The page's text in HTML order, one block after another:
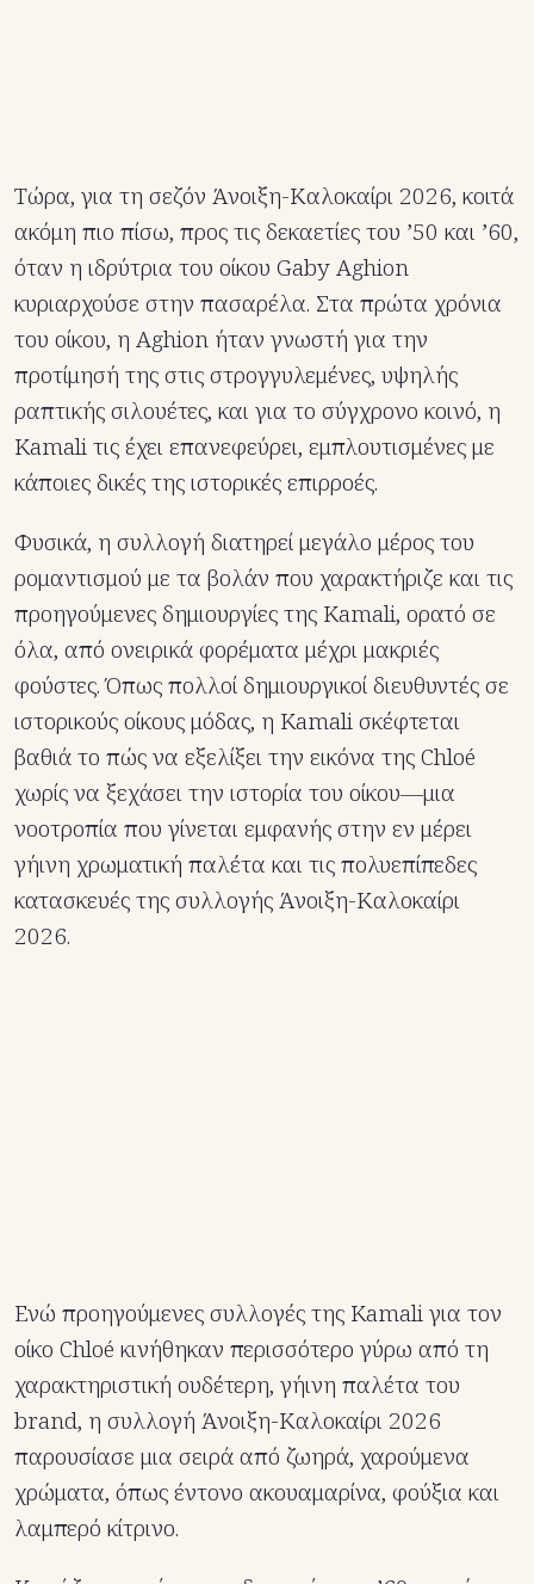
Τώρα, για τη σεζόν Άνοιξη-Καλοκαίρι 2026, κοιτά
ακόμη πιο πίσω, προς τις δεκαετίες του ’50 και ’60,
όταν η ιδρύτρια του οίκου Gaby Aghion
κυριαρχούσε στην πασαρέλα. Στα πρώτα χρόνια
του οίκου, η Aghion ήταν γνωστή για την
προτίμησή της στις στρογγυλεμένες, υψηλής
ραπτικής σιλουέτες, και για το σύγχρονο κοινό, η
Kamali τις έχει επανεφεύρει, εμπλουτισμένες με
κάποιες δικές της ιστορικές επιρροές.
Φυσικά, η συλλογή διατηρεί μεγάλο μέρος του
ρομαντισμού με τα βολάν που χαρακτήριζε και τις
προηγούμενες δημιουργίες της Kamali, ορατό σε
όλα, από ονειρικά φορέματα μέχρι μακριές
φούστες. Όπως πολλοί δημιουργικοί διευθυντές σε
ιστορικούς οίκους μόδας, η Kamali σκέφτεται
βαθιά το πώς να εξελίξει την εικόνα της Chloé
χωρίς να ξεχάσει την ιστορία του οίκου—μια
νοοτροπία που γίνεται εμφανής στην εν μέρει
γήινη χρωματική παλέτα και τις πολυεπίπεδες
κατασκευές της συλλογής Άνοιξη-Καλοκαίρι
2026.
Ενώ προηγούμενες συλλογές της Kamali για τον
οίκο Chloé κινήθηκαν περισσότερο γύρω από τη
χαρακτηριστική ουδέτερη, γήινη παλέτα του
brand, η συλλογή Άνοιξη-Καλοκαίρι 2026
παρουσίασε μια σειρά από ζωηρά, χαρούμενα
χρώματα, όπως έντονο ακουαμαρίνα, φούξια και
λαμπερό κίτρινο.